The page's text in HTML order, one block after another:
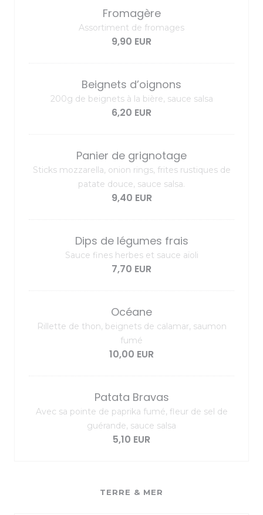
Fromagère
Assortiment de fromages
9,90 EUR
Beignets d’oignons
200g de beignets à la bière, sauce salsa
6,20 EUR
Panier de grignotage
Sticks mozzarella, onion rings, frites rustiques de
patate douce, sauce salsa.
9,40 EUR
Dips de légumes frais
Sauce fines herbes et sauce aïoli
7,70 EUR
Océane
Rillette de thon, beignets de calamar, saumon
fumé
10,00 EUR
Patata Bravas
Avec sa pointe de paprika fumé, fleur de sel de
guérande, sauce salsa
5,10 EUR
TERRE & MER